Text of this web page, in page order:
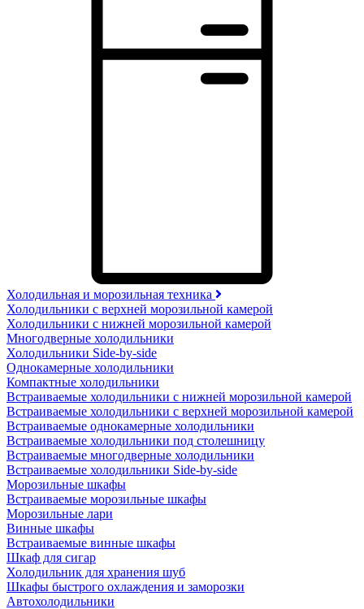
Холодильная и морозильная техника
Холодильники с верхней морозильной камерой
Холодильники с нижней морозильной камерой
Многодверные холодильники
Холодильники Side-by-side
Однокамерные холодильники
Компактные холодильники
Встраиваемые холодильники с нижней морозильной камерой
Встраиваемые холодильники с верхней морозильной камерой
Встраиваемые однокамерные холодильники
Встраиваемые холодильники под столешницу
Встраиваемые многодверные холодильники
Встраиваемые холодильники Side-by-side
Морозильные шкафы
Встраиваемые морозильные шкафы
Морозильные лари
Винные шкафы
Встраиваемые винные шкафы
Шкаф для сигар
Холодильник для хранения шуб
Шкафы быстрого охлаждения и заморозки
Автохолодильники